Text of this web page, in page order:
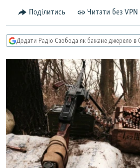
навігації
Перейти
до
ЕКОНОМІКА
КУЛЬТУРА
СПОРТ
УКРАЇНА
РОСІЙСЬКА «ФІЛЬТРАЦІЯ»
КРИМ.РЕАЛІЇ
ТИ ЯК?
КИТАЙ.ВИКЛИКИ
МУЛЬТИМЕДІА
ФОТО
СПЕЦПРОЄКТИ
Поділитись Читати без VPN
Додати Радіо Свобода як бажане джерело в